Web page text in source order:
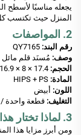
يجعله مناسبًا لأسطح
المنزل حيث تكتسب
2. المواصفات
رقم البند: QY7165
وصف: مُسنَد قلم
الحجم: 17.4 × 8 × 16.9 سم
المادة: HIPS + PS
اللون: أبيض
التغليف: قطعة واحدة /
3. لماذا تختار هذا المنتج؟
ومن أبرز مزايا هذا